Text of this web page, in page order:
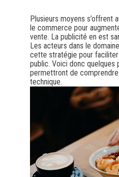
Plusieurs moyens s’offrent
le commerce pour
vente. La publicité en est
Les acteurs dans le
cette stratégie pour
public. Voici donc quelques
permettront de
technique.